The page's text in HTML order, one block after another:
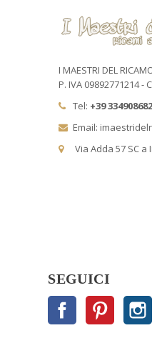
I MAESTRI DEL
P. IVA 09892771214 -
Tel: +39
Email:
Via Adda 57 SC a
SEGUICI
Facebook Pinterest